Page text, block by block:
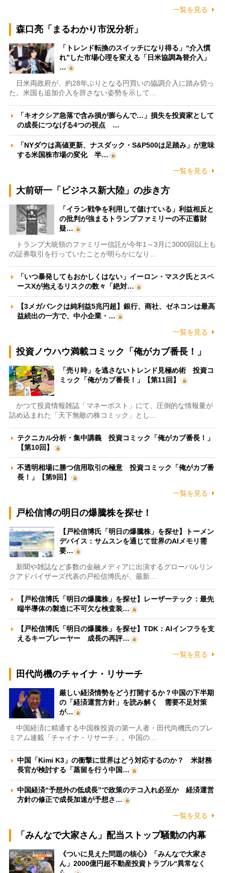
一覧を見る
森口亮「まるわかり市況分析」
「トレンド転換のスイッチになり得る」“介入慣
れ”した市場心理を変える「日米協調為替介入」
…
日米両政府が、約28年ぶりとなる円買いの協調介入に踏み切っ
た。米国も追加介入を辞さない姿勢を示して…
「キオクシア急落で含み損が膨らんで…」損失を投資家として
の成長につなげる4つの視点 …
「NYダウは高値更新、ナスダック・S&P500は足踏み」が意味
する米国株市場の変化 半…
一覧を見る
大前研一「ビジネス新大陸」の歩き方
「イラン戦争を利用して儲けている」利益相反と
の批判が強まるトランプファミリーの不正蓄財
疑…
トランプ大統領のファミリー信託が今年1～3月に3000回以上も
の証券取引を行っていたことが明らかになり…
「いつ暴発してもおかしくはない」イーロン・マスク氏とスペ
ースXが抱えるリスクの数々「絶対…
【3メガバンクは純利益5兆円超】銀行、商社、ゼネコンは最高
益続出の一方で、中小企業・…
一覧を見る
投資ノウハウ満載コミック「俺がカブ番長！」
「売り時」を逃さないトレンド見極め術 投資コ
ミック「俺がカブ番長！」【第11回】
かつて投資情報雑誌「マネーポスト」にて、圧倒的な情報量が
詰め込まれた「天下無敵の株コミック」とし…
テクニカル分析・集中講義 投資コミック「俺がカブ番長！」
【第10回】
不透明相場に勝つ信用取引の極意 投資コミック「俺がカブ番
長！」【第9回】
一覧を見る
戸松信博の明日の爆騰株を探せ！
【戸松信博氏「明日の爆騰株」を探せ】トーメン
デバイス：サムスンを通じて世界のAIメモリ需
要…
新聞や雑誌など多数の金融メディアに出演するグローバルリン
クアドバイザーズ代表の戸松信博氏が、最新…
【戸松信博氏「明日の爆騰株」を探せ】レーザーテック：最先
端半導体の製造に不可欠な検査装…
【戸松信博氏「明日の爆騰株」を探せ】TDK：AIインフラを支
えるキープレーヤー 成長の再評…
一覧を見る
田代尚機のチャイナ・リサーチ
厳しい経済情勢をどう打開するか？中国の下半期
の「経済運営方針」を読み解く 需要不足対策
が…
中国経済に精通する中国株投資の第一人者・田代尚機氏のプレ
ミアム連載「チャイナ・リサーチ」。中国の…
中国「Kimi K3」の衝撃に世界はどう対応するのか？ 米財務
長官が検討する「蒸留を行う中国…
中国経済“予想外の低成長”で政策のテコ入れ必至か 経済運営
方針の修正で成長加速が予想さ…
一覧を見る
「みんなで大家さん」配当ストップ騒動の内幕
《ついに見えた問題の核心》「みんなで大家さ
ん」2000億円超不動産投資トラブル“異常なく